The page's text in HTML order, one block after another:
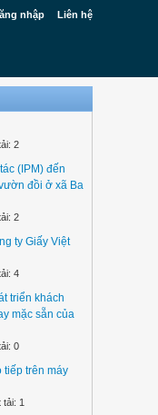
nhập Liên hệ
2
(IPM) đến
đồi ở xã Ba
2
ty Giấy Việt
4
triển khách
mặc sẵn của
0
tiếp trên máy
1